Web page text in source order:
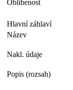
Oblíbenost
Hlavní záhlaví
Název
Nakl. údaje
Popis (rozsah)